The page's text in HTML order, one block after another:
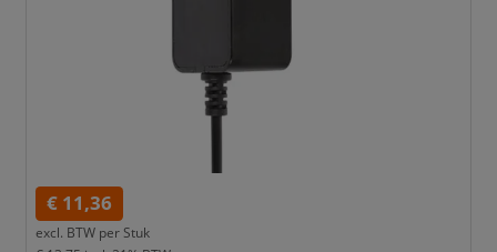
€ 11,36
excl. BTW per Stuk